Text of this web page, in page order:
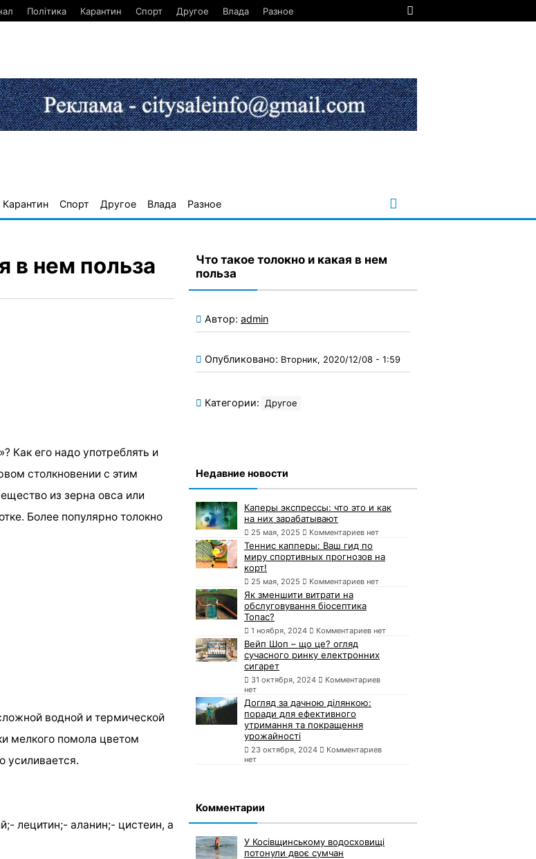
Політика Карантин Спорт Другое Влада Разное
Карантин Спорт Другое Влада Разное
в нем польза
Как его надо употреблять и
столкновении с этим
из зерна овса или
Более популярно толокно
водной и термической
мелкого помола цветом
усиливается.
лецитин;- аланин;- цистеин, а
Что такое толокно и какая в нем
польза
Автор: admin
Опубликовано: Вторник, 2020/12/08 - 1:59
Категории: Другое
Недавние новости
Каперы экспрессы: что это и как
на них зарабатывают
25 мая, 2025 Комментариев нет
Теннис капперы: Ваш гид по
миру спортивных прогнозов на
корт!
25 мая, 2025 Комментариев нет
Як зменшити витрати на
обслуговування біосептика
Топас?
1 ноября, 2024 Комментариев нет
Вейп Шоп – що це? огляд
сучасного ринку електронних
сигарет
31 октября, 2024
Комментариев
нет
Догляд за дачною ділянкою:
поради для ефективного
утримання та покращення
урожайності
23 октября, 2024
Комментариев
нет
Комментарии
У Косівщинському водосховищі
потонули двоє сумчан